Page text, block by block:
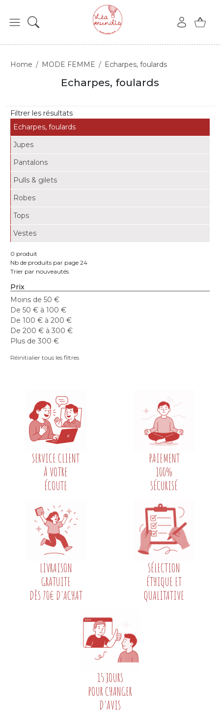
Home MODE FEMME Echarpes, foulards
Echarpes, foulards
Filtrer les résultats
Echarpes, foulards
Jupes
Pantalons
Pulls & gilets
Robes
Tops
Vestes
0 produit
Nb de produits par page 24
Trier par nouveautés
Prix
Moins de 50 €
De 50 € à 100 €
De 100 € à 200 €
De 200 € à 300 €
Plus de 300 €
Réinitialier tous les filtres
SERVICE CLIENT
À VOTRE
ÉCOUTE
PAIEMENT
100%
SÉCURISÉ
LIVRAISON
GRATUITE
DÈS 70€ D'ACHAT
SÉLECTION
ÉTHIQUE ET
QUALITATIVE
15 JOURS
POUR CHANGER
D'AVIS